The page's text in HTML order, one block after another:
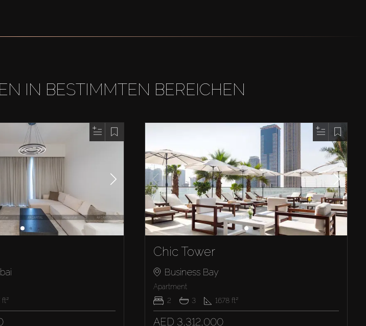
IN BESTIMMTEN BEREICHEN
ft²
Chic Tower
Business Bay
Apartment
2
3 1678 ft²
AED 3,312,000